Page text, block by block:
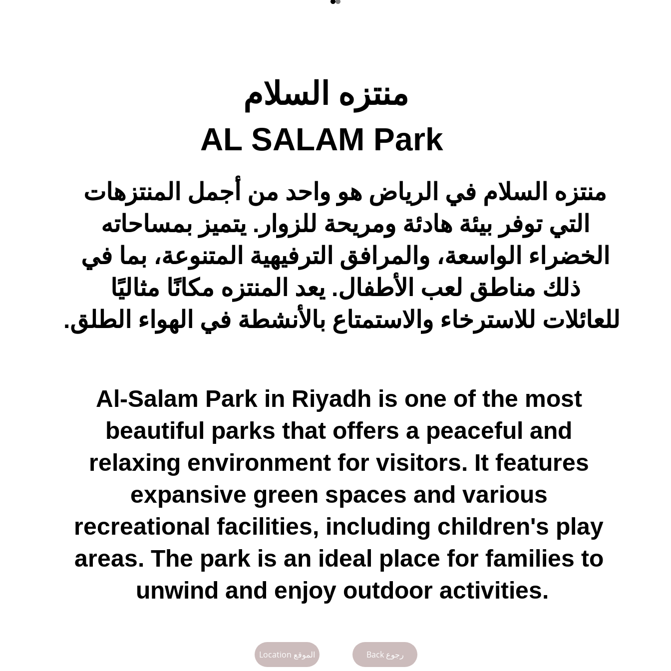
Back رجوع
منتزه السلام في الرياض هو واحد من أجمل المنتزهات
التي توفر بيئة هادئة ومريحة للزوار. يتميز بمساحاته
الخضراء الواسعة، والمرافق الترفيهية المتنوعة، بما في
ذلك مناطق لعب الأطفال. يعد المنتزه مكانًا مثاليًا
للعائلات للاسترخاء والاستمتاع بالأنشطة في الهواء الطلق.
Al-Salam Park in Riyadh is one of the most
beautiful parks that offers a peaceful and
relaxing environment for visitors. It features
expansive green spaces and various
recreational facilities, including children's play
areas. The park is an ideal place for families to
unwind and enjoy outdoor activities.
Location الموقع
منتزه السلام
AL SALAM Park